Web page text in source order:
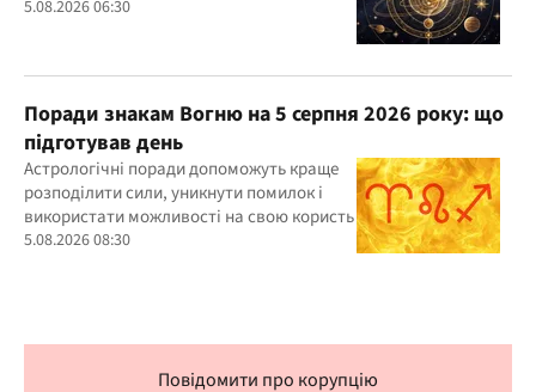
5.08.2026 06:30
Поради знакам Вогню на 5 серпня 2026 року: що
підготував день
Астрологічні поради допоможуть краще
розподілити сили, уникнути помилок і
використати можливості на свою користь
5.08.2026 08:30
Повідомити про корупцію